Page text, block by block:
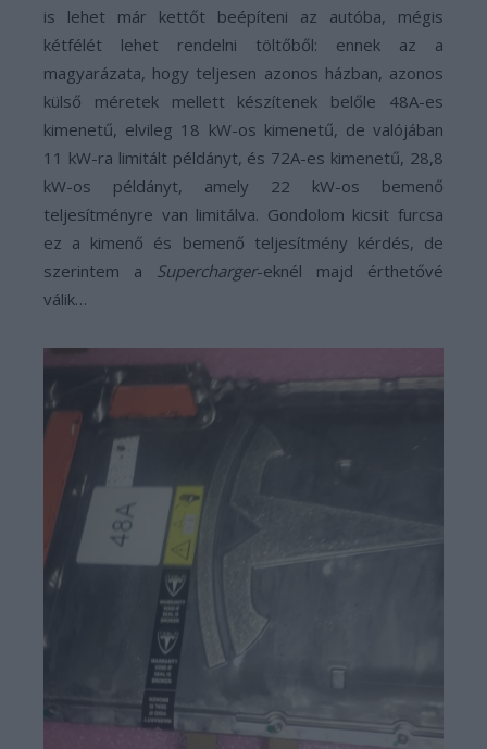
is lehet már kettőt beépíteni az autóba, mégis
kétfélét lehet rendelni töltőből: ennek az a
magyarázata, hogy teljesen azonos házban, azonos
külső méretek mellett készítenek belőle 48A-es
kimenetű, elvileg 18 kW-os kimenetű, de valójában
11 kW-ra limitált példányt, és 72A-es kimenetű, 28,8
kW-os példányt, amely 22 kW-os bemenő
teljesítményre van limitálva. Gondolom kicsit furcsa
ez a kimenő és bemenő teljesítmény kérdés, de
szerintem a Supercharger-eknél majd érthetővé
válik…